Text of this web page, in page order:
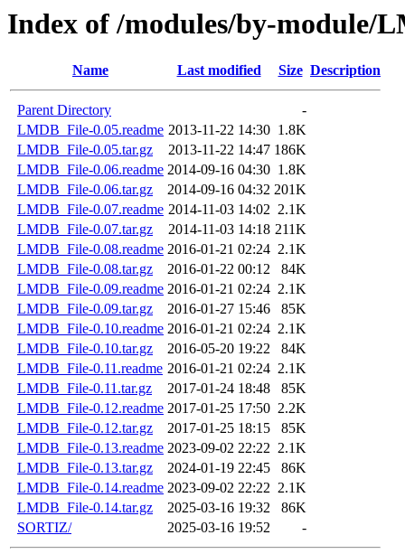
Index of /modules/by-module/
Name Last modified Size Description
Parent Directory
-
LMDB_File-0.05.readme 2013-11-22 14:30 1.8K
LMDB_File-0.05.tar.gz
2013-11-22 14:47 186K
LMDB_File-0.06.readme 2014-09-16 04:30 1.8K
LMDB_File-0.06.tar.gz
2014-09-16 04:32 201K
LMDB_File-0.07.readme 2014-11-03 14:02 2.1K
LMDB_File-0.07.tar.gz
2014-11-03 14:18 211K
LMDB_File-0.08.readme 2016-01-21 02:24 2.1K
LMDB_File-0.08.tar.gz
2016-01-22 00:12
84K
LMDB_File-0.09.readme 2016-01-21 02:24 2.1K
LMDB_File-0.09.tar.gz
2016-01-27 15:46
85K
LMDB_File-0.10.readme 2016-01-21 02:24 2.1K
LMDB_File-0.10.tar.gz
2016-05-20 19:22
84K
LMDB_File-0.11.readme 2016-01-21 02:24 2.1K
LMDB_File-0.11.tar.gz
2017-01-24 18:48
85K
LMDB_File-0.12.readme 2017-01-25 17:50 2.2K
LMDB_File-0.12.tar.gz
2017-01-25 18:15
85K
LMDB_File-0.13.readme 2023-09-02 22:22 2.1K
LMDB_File-0.13.tar.gz
2024-01-19 22:45
86K
LMDB_File-0.14.readme 2023-09-02 22:22 2.1K
LMDB_File-0.14.tar.gz
2025-03-16 19:32
86K
SORTIZ/
2025-03-16 19:52 -